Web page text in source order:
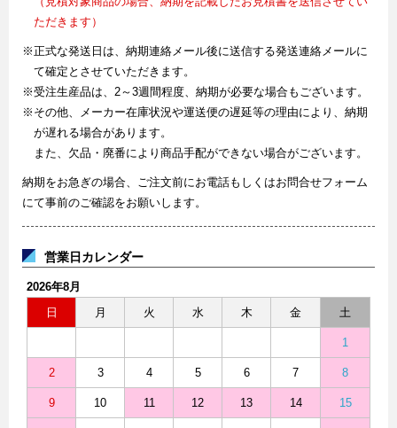
ただきます）
※正式な発送日は、納期連絡メール後に送信する発送連絡メールに
て確定とさせていただきます。
※受注生産品は、2～3週間程度、納期が必要な場合もございます。
※その他、メーカー在庫状況や運送便の遅延等の理由により、納期
が遅れる場合があります。
また、欠品・廃番により商品手配ができない場合がございます。
納期をお急ぎの場合、ご注文前にお電話もしくはお問合せフォーム
にて事前のご確認をお願いします。
営業日カレンダー
2026年8月
日
月 火 水 木 金 土
1
2 3 4 5 6 7 8
9 10 11 12 13 14 15